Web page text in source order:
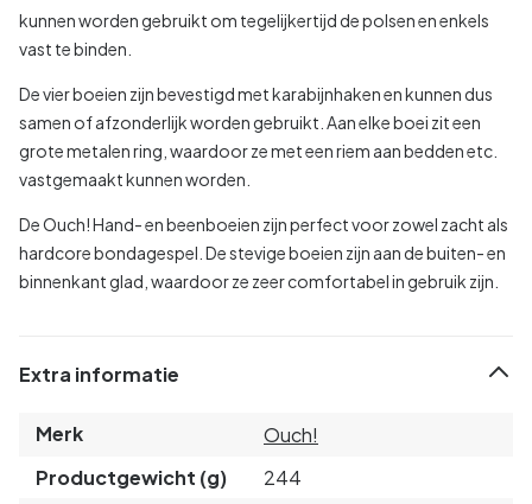
kunnen worden gebruikt om tegelijkertijd de polsen en enkels
vast te binden.
De vier boeien zijn bevestigd met karabijnhaken en kunnen dus
samen of afzonderlijk worden gebruikt. Aan elke boei zit een
grote metalen ring, waardoor ze met een riem aan bedden etc.
vastgemaakt kunnen worden.
De Ouch! Hand- en beenboeien zijn perfect voor zowel zacht als
hardcore bondagespel. De stevige boeien zijn aan de buiten- en
binnenkant glad, waardoor ze zeer comfortabel in gebruik zijn.
Extra informatie
Merk
Ouch!
Productgewicht (g)
244